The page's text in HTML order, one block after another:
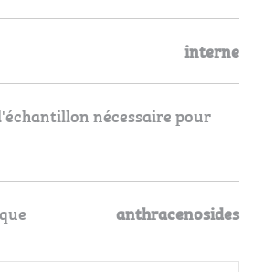
interne
nécessaire pour
anthracenosides